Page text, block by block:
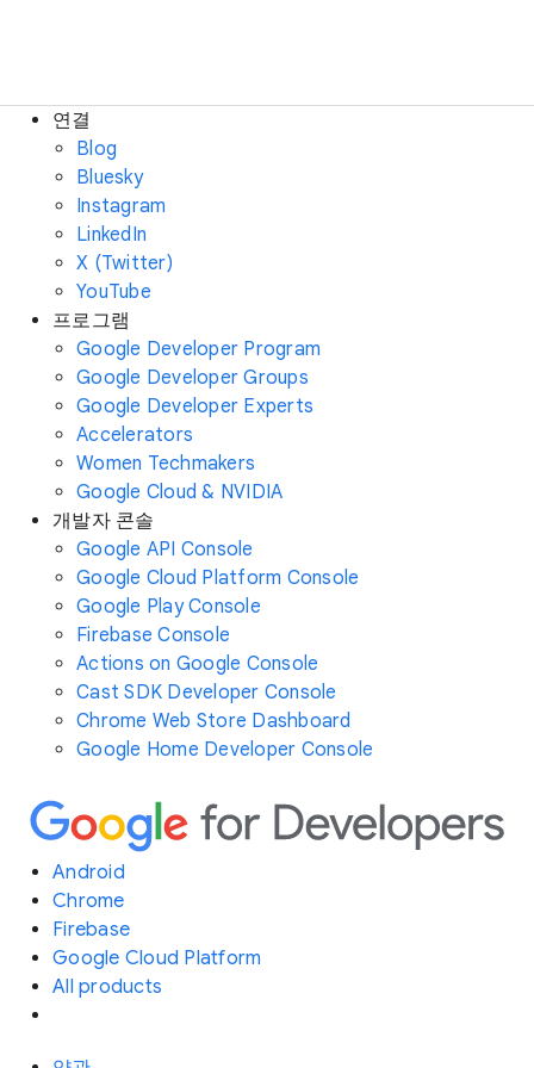
연결
Blog
Bluesky
Instagram
LinkedIn
X (Twitter)
YouTube
프로그램
Google Developer Program
Google Developer Groups
Google Developer Experts
Accelerators
Women Techmakers
Google Cloud & NVIDIA
개발자 콘솔
Google API Console
Google Cloud Platform Console
Google Play Console
Firebase Console
Actions on Google Console
Cast SDK Developer Console
Chrome Web Store Dashboard
Google Home Developer Console
Android
Chrome
Firebase
Google Cloud Platform
All products